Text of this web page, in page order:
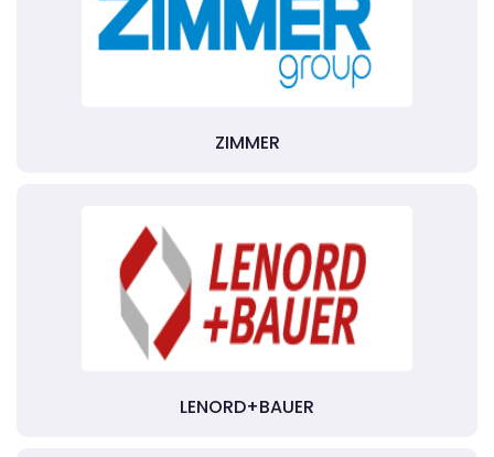
ZIMMER
LENORD+BAUER